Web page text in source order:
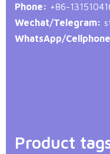
Phone: +86-
Wechat/Telegram:
WhatsApp/
Product